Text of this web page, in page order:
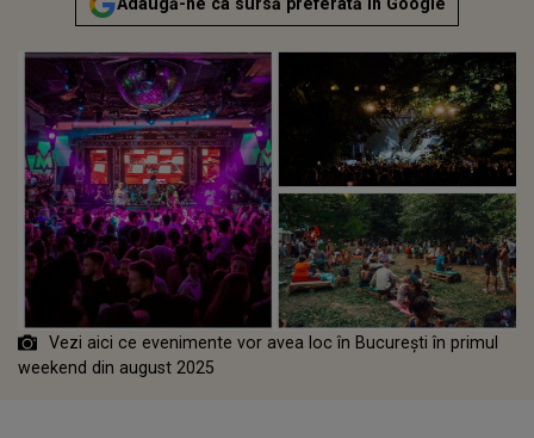
Adaugă-ne ca sursă preferată în Google
Vezi aici ce evenimente vor avea loc în București în primul
weekend din august 2025